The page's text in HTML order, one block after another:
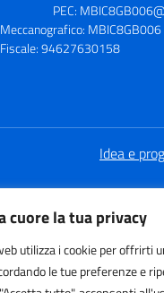
cuore la tua privacy
utilizza i cookie per offrirti
le tue preferenze e
PEC:
MBIC8GB006
94627630158
Idea e